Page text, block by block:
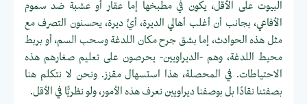
البيوت على الأقل، يكون في مطبخها إما عقار أو عشبة ضد سموم
الأفاعي، بجانب أن أغلب أهالي الديرة، أيِّ ديرة، يحسنون التصرف مع
مثل هذه الحوادث، إما بشق جرح مكان اللدغة وسحب السم، أو بربط
محيط اللدغة، وهم -الديراويين- يحرصون على تعليم صغارهم هذه
الاحتياطات. في المحصلة، هذا استسهال مقزز. ونحن لا نتكلم هنا
بصفتنا نقادًا بل بوصفنا ديراويين نعرف هذه الأمور، ولو نظريًّا في الأقل.